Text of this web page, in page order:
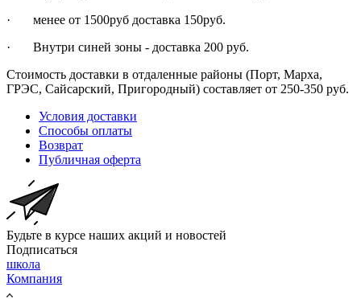
· менее от 1500руб доставка 150руб.
· Внутри синей зоны - доставка 200 руб.
Стоимость доставки в отдаленные районы (Порт, Марха,
ГРЭС, Сайсарский, Пригородный) составляет от 250-350 руб.
Условия доставки
Способы оплаты
Возврат
Публичная оферта
Будьте в курсе наших акций и новостей
Подписаться
школа
Компания